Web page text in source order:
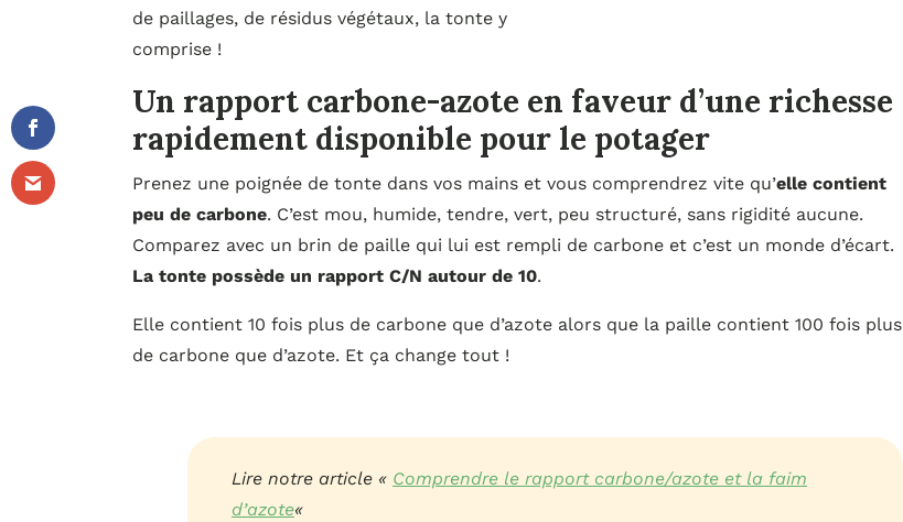
de paillages, de résidus végétaux, la tonte y
comprise !
Un rapport carbone-azote en faveur d’une richesse
rapidement disponible pour le potager
Prenez une poignée de tonte dans vos mains et vous comprendrez vite qu’elle contient
peu de carbone. C’est mou, humide, tendre, vert, peu structuré, sans rigidité aucune.
Comparez avec un brin de paille qui lui est rempli de carbone et c’est un monde d’écart.
La tonte possède un rapport C/N autour de 10.
Elle contient 10 fois plus de carbone que d’azote alors que la paille contient 100 fois plus
de carbone que d’azote. Et ça change tout !
Lire notre article « Comprendre le rapport carbone/azote et la faim
d’azote«